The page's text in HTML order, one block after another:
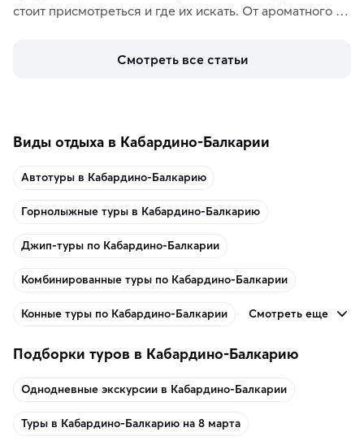
стоит присмотреться и где их искать. От ароматного
аутентичных лавках — в подарок близким или себе на
Смотреть все статьи
Виды отдыха в Кабардино-Балкарии
Автотуры в Кабардино-Балкарию
Горнолыжные туры в Кабардино-Балкарию
Джип-туры по Кабардино-Балкарии
Комбинированные туры по Кабардино-Балкарии
Конные туры по Кабардино-Балкарии Смотреть еще
Подборки туров в Кабардино-Балкарию
Однодневные экскурсии в Кабардино-Балкарии
Туры в Кабардино-Балкарию на 8 марта